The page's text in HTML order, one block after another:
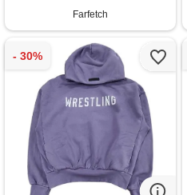
Farfetch